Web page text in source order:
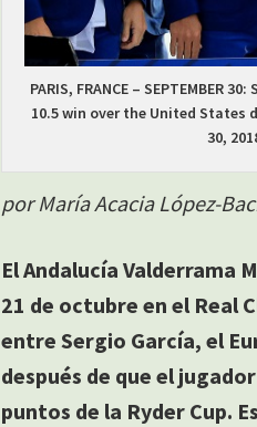
PARIS, FRANCE – SEPTEMBER
10.5 win over the United States
30,
por María Acacia López-
El Andalucía Valderrama
21 de octubre en el Real
entre Sergio García, el
después de que el
puntos de la Ryder Cup.